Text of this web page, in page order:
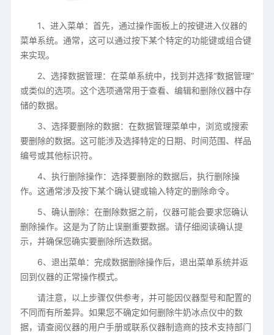
1、进入菜单：首先，通过操作面板上的按键进入仪器的
菜单系统。通常，这可以通过按下某个特定的功能键或组合键
来实现。
2、选择数据管理：在菜单系统中，找到并选择“数据管理”
或类似的选项。这个选项通常用于查看、编辑和删除仪器中存
储的数据。
3、选择要删除的数据：在数据管理菜单中，浏览或搜索
要删除的数据。这可能涉及选择特定的日期、时间范围、样品
编号或其他标识符。
4、执行删除操作：选择要删除的数据后，执行删除操
作。这通常涉及按下某个确认键或输入特定的删除命令。
5、确认删除：在删除数据之前，仪器可能会要求您确认
删除操作。这是为了防止误删重要数据。请仔细阅读确认提
示，并确保您确实要删除所选数据。
6、退出菜单：完成数据删除操作后，退出菜单系统并返
回到仪器的正常操作模式。
请注意，以上步骤仅供参考，并可能因仪器型号和配置的
不同而有所差异。如果您不确定如何删除牛奶冰点仪中的数
据，请查阅仪器的用户手册或联系仪器制造商的技术支持部门